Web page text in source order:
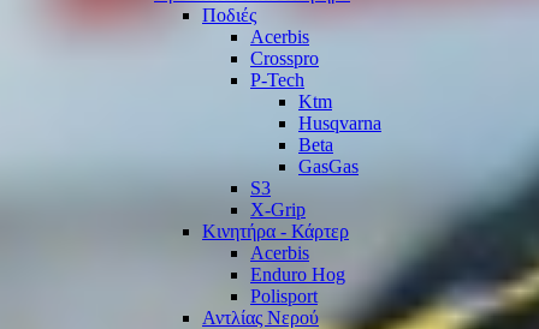
Ποδιές
Acerbis
Crosspro
P-Tech
Ktm
Husqvarna
Beta
GasGas
S3
X-Grip
Κινητήρα - Κάρτερ
Acerbis
Enduro Hog
Polisport
Αντλίας Νερού